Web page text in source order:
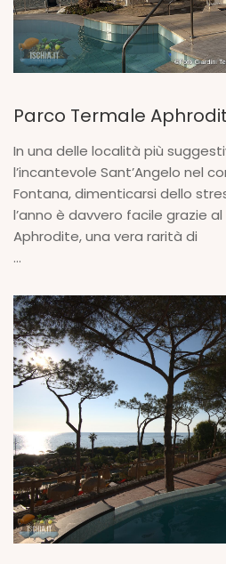
Parco Termale
In una delle località più
l’incantevole Sant’Angelo nel
Fontana, dimenticarsi dello
l’anno è davvero facile grazie
Aphrodite, una vera rarità di
...